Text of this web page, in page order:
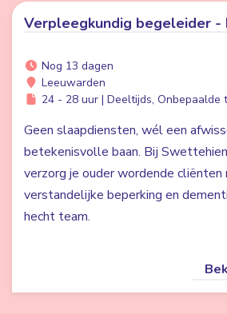
Verpleegkundig begeleider -
Nog 13 dagen
Leeuwarden
24 - 28 uur | Deeltijds, Onbepaalde
Geen slaapdiensten, wél een
betekenisvolle baan. Bij
verzorg je ouder wordende cliënten
verstandelijke beperking en
hecht team.